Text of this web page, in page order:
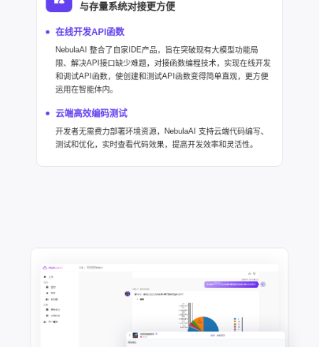
与存量系统对接更方便
在线开发API函数
NebulaAI 整合了自家IDE产品，旨在突破现有大模型功能局
限、解决API接口缺少难题，对接函数编程技术，实现在线开发
和调试API函数，使创建和测试API函数变得简单直观，更方便
运用在智能体内。
云端高效编码测试
开发者无需费力部署环境资源，NebulaAI 支持云端代码编写、
测试和优化，实时查看代码效果，提高开发效率和灵活性。